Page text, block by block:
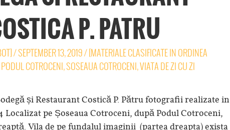
P. PATRU
/SEPTEMBER 13, 2019/[MATERIALE CLASIFICATE IN ORDINEA
PODUL COTROCENI,SOSEAUA COTROCENI,VIATA DE ZI CU ZI
și Restaurant Costică P. Pătru fotografii realizate in
Localizat pe Șoseaua Cotroceni, după Podul Cotroceni,
Vila de pe fundalul imaginii (partea dreapta) exista